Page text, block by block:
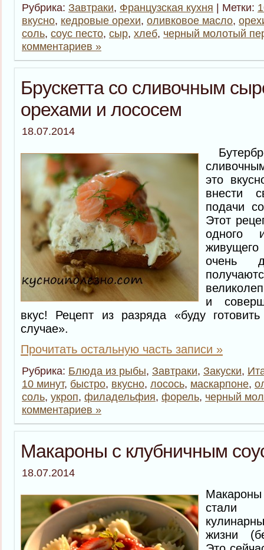
Рубрика: Завтраки, Французская кухня | Метки:
вкусно, кедровые орехи, оливковое масло,
соль, соус песто, сыр, хлеб, черный молотый
комментариев »
Брускетта со сливочным
орехами и лососем
18.07.2014
это
внести
подачи
Этот
одного
очень
и
вкус! Рецепт из разряда «буду
случае».
Прочитать остальную часть записи »
Рубрика: Блюда из рыбы, Завтраки, Закуски,
10 минут, быстро, вкусно, лосось, маскарпоне,
соль, укроп, филадельфия, форель, черный
комментариев »
Макароны с клубничным
18.07.2014
стали
жизни